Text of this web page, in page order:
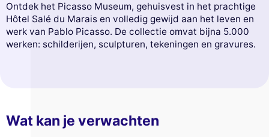
Ontdek het Picasso Museum, gehuisvest in het prachtige
Hôtel Salé du Marais en volledig gewijd aan het leven en
werk van Pablo Picasso. De collectie omvat bijna 5.000
werken: schilderijen, sculpturen, tekeningen en gravures.
Wat kan je verwachten